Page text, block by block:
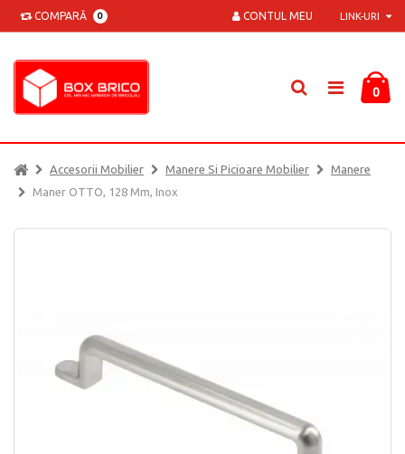
COMPARĂ 0 LINK-URI
CONTUL MEU
0
Accesorii Mobilier Manere Si Picioare Mobilier
Manere
Maner OTTO, 128 Mm, Inox